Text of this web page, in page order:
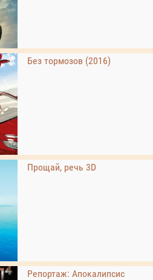
Без тормозов (2016)
Прощай, речь 3D
Репортаж: Апокалипсис